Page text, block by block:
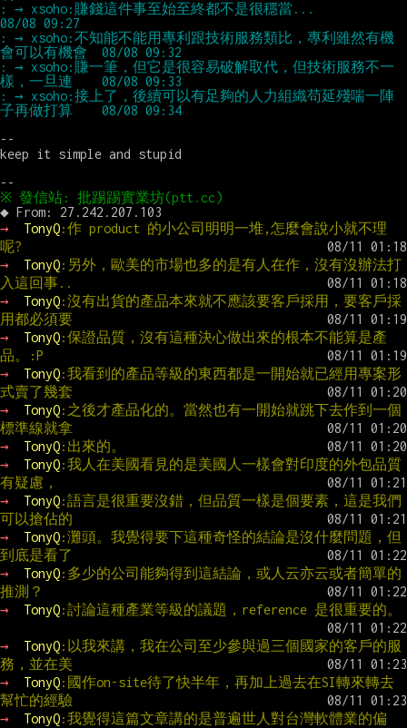
: → xsoho:賺錢這件事至始至終都不是很穩當...
: → xsoho:不知能不能用專利跟技術服務類比，專利雖然有機
: → xsoho:賺一筆，但它是很容易破解取代，但技術服務不一
: → xsoho:接上了，後續可以有足夠的人力組織苟延殘喘一陣
--
keep it simple and stupid
→
TonyQ:作 product 的小公司明明一堆,怎麼會說小就不理
呢?
→
TonyQ:另外，歐美的市場也多的是有人在作，沒有沒辦法打
入這回事..
→
TonyQ:沒有出貨的產品本來就不應該要客戶採用，要客戶採
用都必須要
→
TonyQ:保證品質，沒有這種決心做出來的根本不能算是產
品。:P
→
TonyQ:我看到的產品等級的東西都是一開始就已經用專案形
式賣了幾套
→
TonyQ:之後才產品化的。當然也有一開始就跳下去作到一個
標準線就拿
→
TonyQ:出來的。
→
TonyQ:我人在美國看見的是美國人一樣會對印度的外包品質
有疑慮，
→
TonyQ:語言是很重要沒錯，但品質一樣是個要素，這是我們
可以搶佔的
→
TonyQ:灘頭。我覺得要下這種奇怪的結論是沒什麼問題，但
到底是看了
→
TonyQ:多少的公司能夠得到這結論，或人云亦云或者簡單的
推測？
→
TonyQ:討論這種產業等級的議題，reference 是很重要的。
→ TonyQ:以我來講，我在公司至少參與過三個國家的客戶的服
務，並在美
→
TonyQ:國作on-site待了快半年，再加上過去在SI轉來轉去
幫忙的經驗
→
TonyQ:我覺得這篇文章講的是普遍世人對台灣軟體業的偏